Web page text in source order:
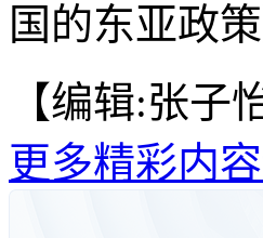
国的东亚政策
【编辑:张子
更多精彩内